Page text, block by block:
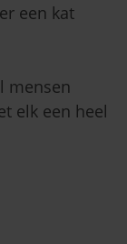
een kat
mensen
elk een heel